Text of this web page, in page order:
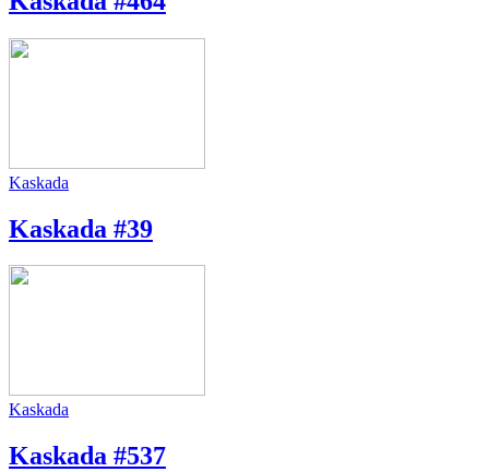
Kaskada
Kaskada #39
Kaskada
Kaskada #537